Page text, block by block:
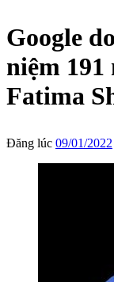
Google
niệm 191
Fatima
Đăng lúc 09/01/2022